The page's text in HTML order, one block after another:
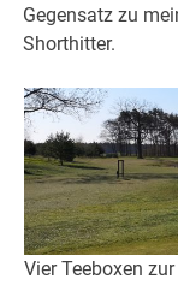
Gegensatz zu
Shorthitter.
Vier Teeboxen zur